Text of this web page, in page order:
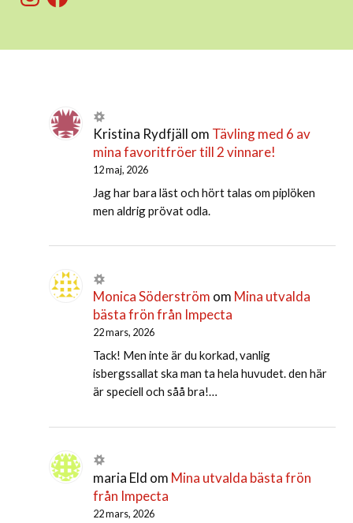
Kristina Rydfjäll om Tävling med 6 av
mina favoritfröer till 2 vinnare!
12 maj, 2026
Jag har bara läst och hört talas om piplöken
men aldrig prövat odla.
Monica Söderström om Mina utvalda
bästa frön från Impecta
22 mars, 2026
Tack! Men inte är du korkad, vanlig
isbergssallat ska man ta hela huvudet. den här
är speciell och såå bra!…
maria Eld om Mina utvalda bästa frön
från Impecta
22 mars, 2026